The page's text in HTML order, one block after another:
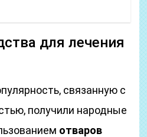
для лечения
связанную с
получили народные
отваров